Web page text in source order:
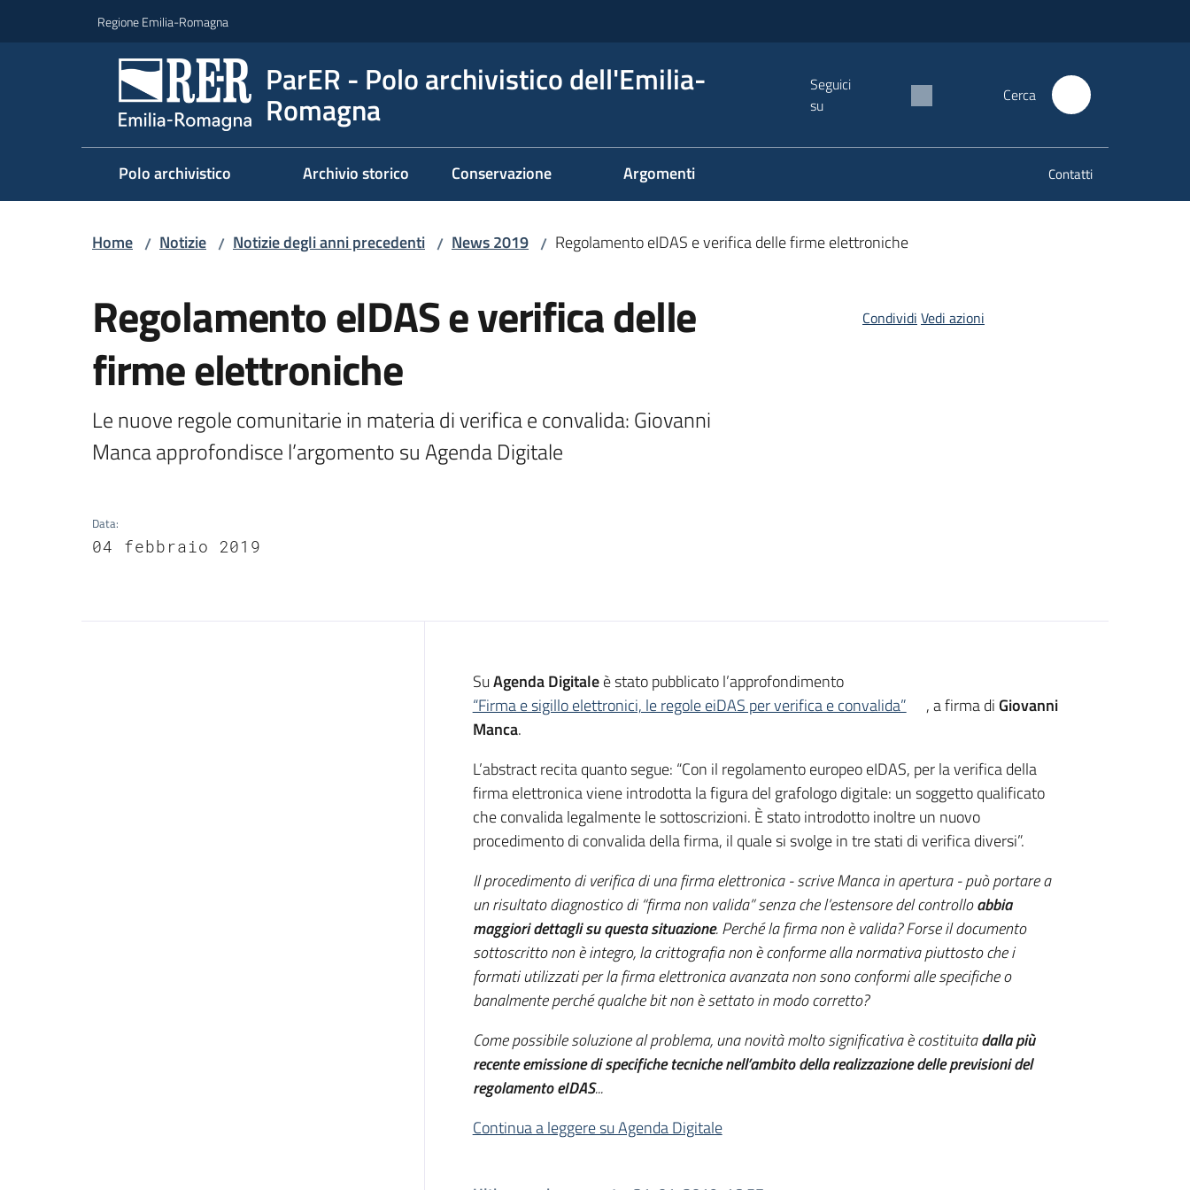
Regione Emilia-Romagna
ParER - Polo archivistico dell'Emilia-
Romagna
Seguici
su
Cerca
Polo archivistico Archivio storico Conservazione Argomenti Contatti
Home / Notizie / Notizie degli anni precedenti / News 2019 / Regolamento eIDAS e verifica delle firme elettroniche
Regolamento eIDAS e verifica delle
firme elettroniche
Le nuove regole comunitarie in materia di verifica e convalida: Giovanni
Manca approfondisce l’argomento su Agenda Digitale
Data:
04 febbraio 2019
Condividi Vedi azioni
Introduzione
SuAgenda Digitaleè stato pubblicato l’approfondimento
“Firma e sigillo elettronici, le regole eiDAS per verifica e convalida”
, a firma di Giovanni
Manca.
L’abstract recita quanto segue: “Con il regolamento europeo eIDAS, per la verifica della
firma elettronica viene introdotta la figura del grafologo digitale: un soggetto qualificato
che convalida legalmente le sottoscrizioni. È stato introdotto inoltre un nuovo
procedimento di convalida della firma, il quale si svolge in tre stati di verifica diversi”.
Il procedimento di verifica di una firma elettronica - scrive Manca in apertura - può portare a
un risultato diagnostico di “firma non valida” senza che l’estensore del controlloabbia
maggiori dettagli su questa situazione. Perché la firma non è valida? Forse il documento
sottoscritto non è integro, la crittografia non è conforme alla normativa piuttosto che i
formati utilizzati per la firma elettronica avanzata non sono conformi alle specifiche o
banalmente perché qualche bit non è settato in modo corretto?
Come possibile soluzione al problema, una novità molto significativa è costituitadalla più
recente emissione di specifiche tecniche nell’ambito della realizzazione delle previsioni del
regolamento eIDAS...
Continua a leggere su Agenda Digitale